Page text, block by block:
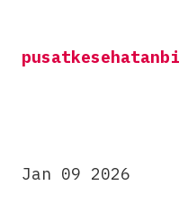
content
Jan 09 2026